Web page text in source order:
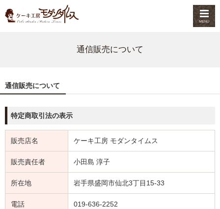
MENU
通信販売について
通信販売について
特定商取引法の表示
販売店名 ケーキ工房 モダンタイムス
販売責任者 小田島 淳子
所在地 岩手県盛岡市仙北3丁目15-33
電話 019-636-2252